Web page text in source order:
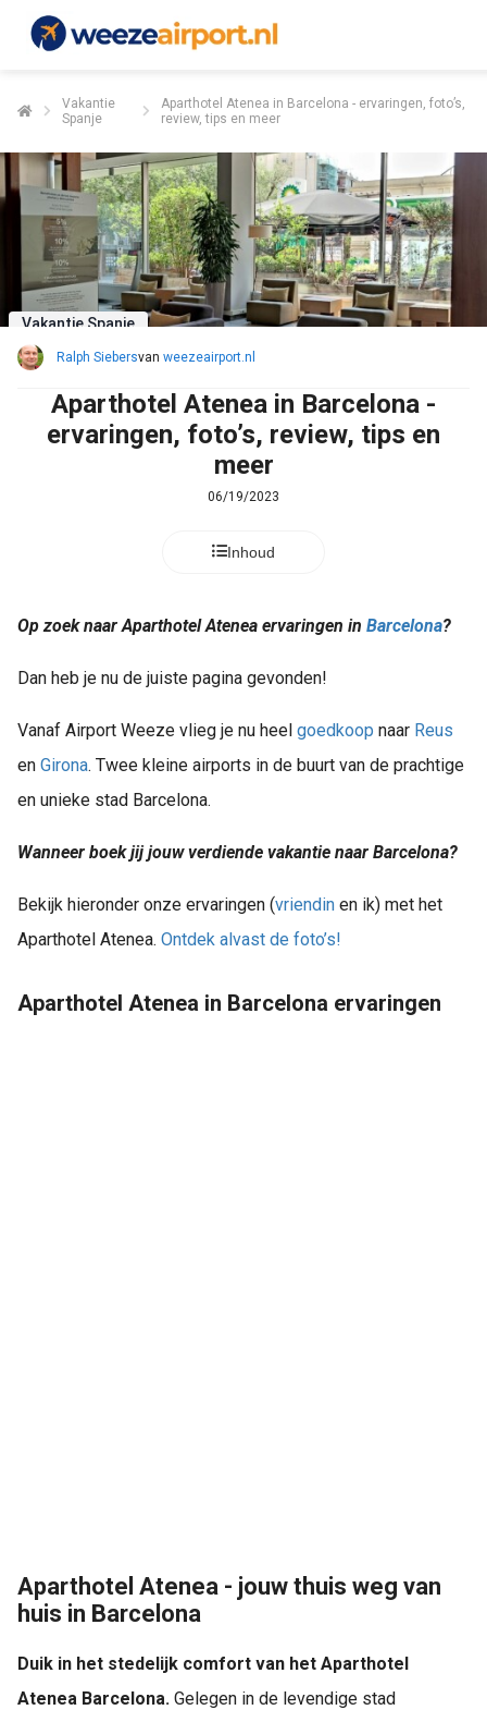
Vakantie
Spanje
Aparthotel Atenea in Barcelona - ervaringen, foto’s,
review, tips en meer
Vakantie Spanje
Ralph Siebersvan weezeairport.nl
Aparthotel Atenea in Barcelona -
ervaringen, foto’s, review, tips en
meer
06/19/2023
Inhoud
Op zoek naar Aparthotel Atenea ervaringen in Barcelona?
Dan heb je nu de juiste pagina gevonden!
Vanaf Airport Weeze vlieg je nu heel goedkoop naar Reus
en Girona. Twee kleine airports in de buurt van de prachtige
en unieke stad Barcelona.
Wanneer boek jij jouw verdiende vakantie naar Barcelona?
Bekijk hieronder onze ervaringen (vriendin en ik) met het
Aparthotel Atenea. Ontdek alvast de foto’s!
Aparthotel Atenea in Barcelona ervaringen
Aparthotel Atenea - jouw thuis weg van
huis in Barcelona
Duik in het stedelijk comfort van het Aparthotel
Atenea Barcelona. Gelegen in de levendige stad